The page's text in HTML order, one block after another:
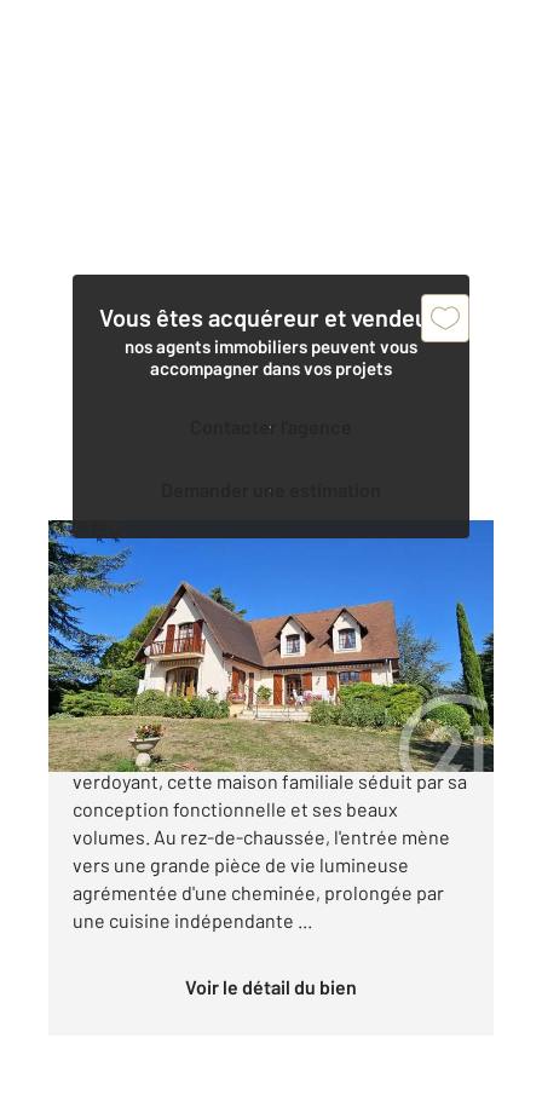
Vous êtes acquéreur et vendeur,
nos agents immobiliers peuvent vous
accompagner dans vos projets
Contacter l'agence
Demander une estimation
MIGNE AUXANCES 86
247,50 m
, 8 pièces
Ref : 799
Maison à vendre
447 300 €
Située dans un environnement calme et
verdoyant, cette maison familiale séduit par sa
conception fonctionnelle et ses beaux
volumes. Au rez-de-chaussée, l'entrée mène
vers une grande pièce de vie lumineuse
agrémentée d'une cheminée, prolongée par
une cuisine indépendante ...
Voir le détail du bien